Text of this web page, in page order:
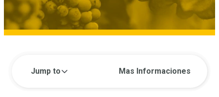
Jump to Mas Informaciones